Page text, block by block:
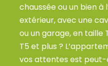
Qui
chaussée ou un bien à
extérieur, avec une
ou un garage, en taille
T5 et plus ?
vos attentes est